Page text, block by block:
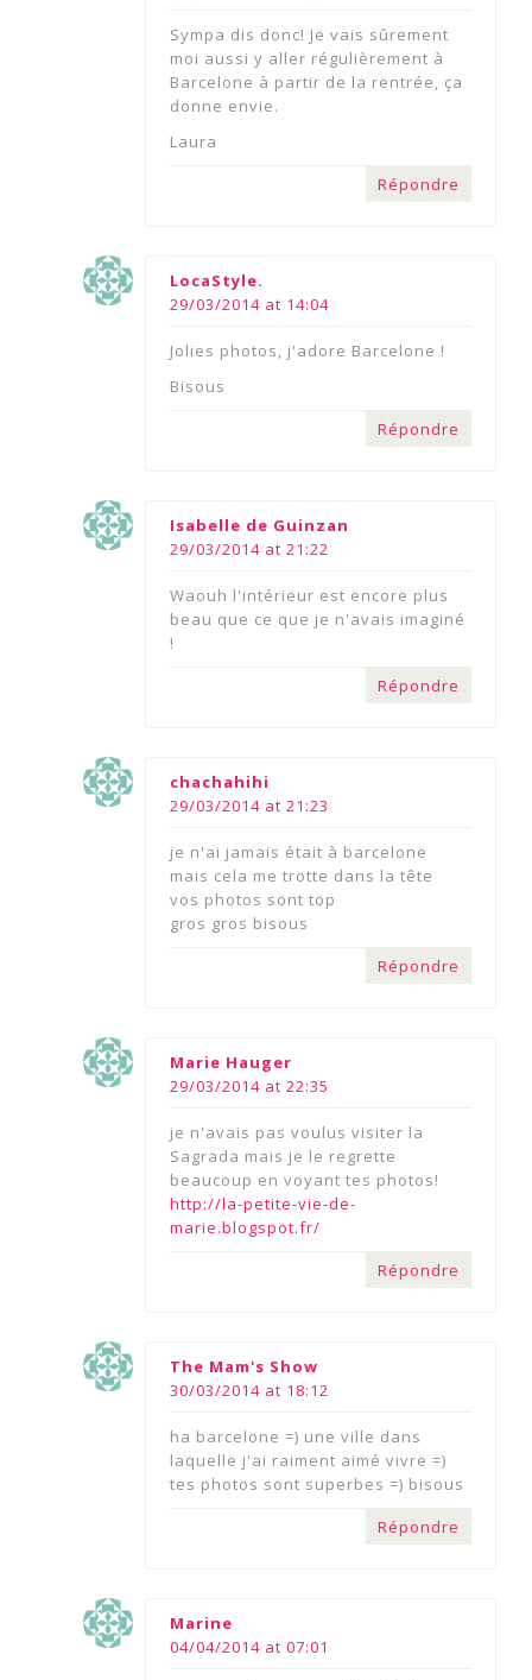
Sympa dis donc! Je vais sûrement
moi aussi y aller régulièrement à
Barcelone à partir de la rentrée, ça
donne envie.
Laura
Répondre
LocaStyle.
29/03/2014 at 14:04
Jolies photos, j'adore Barcelone !
Bisous
Répondre
Isabelle de Guinzan
29/03/2014 at 21:22
Waouh l'intérieur est encore plus
beau que ce que je n'avais imaginé
!
Répondre
chachahihi
29/03/2014 at 21:23
je n'ai jamais était à barcelone
mais cela me trotte dans la tête
vos photos sont top
gros gros bisous
Répondre
Marie Hauger
29/03/2014 at 22:35
je n'avais pas voulus visiter la
Sagrada mais je le regrette
beaucoup en voyant tes photos!
http://la-petite-vie-de-
marie.blogspot.fr/
Répondre
The Mam's Show
30/03/2014 at 18:12
ha barcelone =) une ville dans
laquelle j'ai raiment aimé vivre =)
tes photos sont superbes =) bisous
Répondre
Marine
04/04/2014 at 07:01